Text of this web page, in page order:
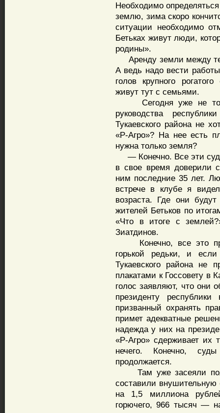
Необходимо
землю, зима скоро
ситуации необходимо
Бетьках живут люди,
родины».
Аренду земли между
А ведь надо вести
голов крупного
живут тут с семьями.
Сегодня уже не
руководства
Тукаевского района не
«Р-Агро»? На нее есть
нужна только земля?
— Конечно. Все эти
в свое время доверили
ним последние 35 лет.
встрече в клубе я
возраста. Где они
жителей Бетьков по
«Что в итоге с
Зиатдинов.
Конечно, все это
горькой редьки, и
Тукаевского района не
плакатами к Госсовету в
голос заявляют, что они
президенту
призванный охранять
примет адекватные
надежда у них на
«Р-Агро» сдерживает их
нечего. Конечно,
продолжается.
Там уже засеяли
составили
на 1,5 миллиона
горючего, 966 тысяч —